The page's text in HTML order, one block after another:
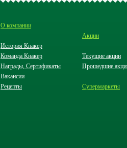
О компании
История Кнакер
Команда Кнакер
Награды, Сертификаты
Вакансии
Рецепты
Акции
Текущие акции
Прошедшие
Супермаркеты